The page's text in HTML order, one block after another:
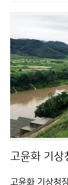
고윤화 기상청